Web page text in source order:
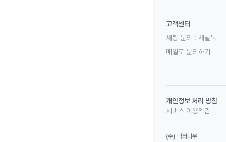
고객센터
채팅 문의 : 채널톡
메일로 문의하기
개인정보 처리 방침
서비스 이용약관
(주) 닥터나우